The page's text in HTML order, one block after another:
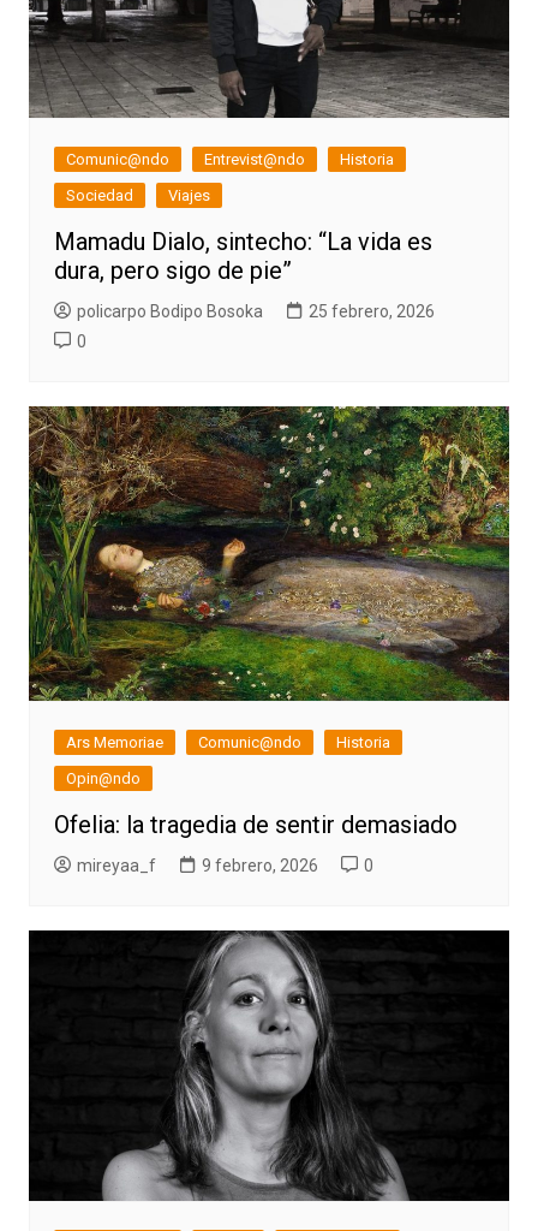
Comunic@ndo Entrevist@ndo
Historia
Sociedad
Viajes
Mamadu Dialo, sintecho: “La vida es
dura, pero sigo de pie”
policarpo Bodipo Bosoka
25 febrero, 2026
0
Ars Memoriae Comunic@ndo
Historia
Opin@ndo
Ofelia: la tragedia de sentir demasiado
mireyaa_f 9 febrero, 2026 0